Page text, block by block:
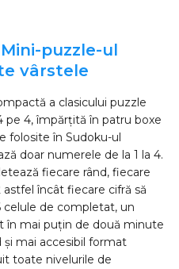
puzzle-ul
vârstele
a clasicului puzzle
pe 4, împărțită în patru boxe
folosite în Sudoku-ul
doar numerele de la 1 la 4.
fiecare rând, fiecare
încât fiecare cifră să
celule de completat, un
în mai puțin de două minute
mai accesibil format
toate nivelurile de